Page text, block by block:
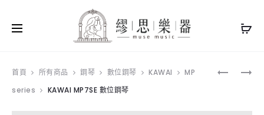
KAWAI
ROLAND
首頁 所有商品 鋼琴 數位鋼琴 KAWAI
MP
series
KAWAI MP7SE 數位鋼琴